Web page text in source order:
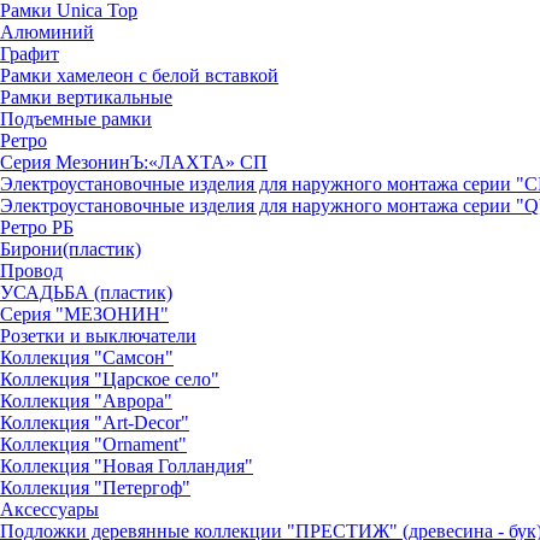
Рамки Unica Top
Алюминий
Графит
Рамки хамелеон с белой вставкой
Рамки вертикальные
Подъемные рамки
Ретро
Серия МезонинЪ:«ЛАХТА» СП
Электроустановочные изделия для наружного монтажа серии
Электроустановочные изделия для наружного монтажа серии
Ретро РБ
Бирони(пластик)
Провод
УСАДЬБА (пластик)
Серия "МЕЗОНИН"
Розетки и выключатели
Коллекция "Самсон"
Коллекция "Царское село"
Коллекция "Аврора"
Коллекция "Art-Decor"
Коллекция "Ornament"
Коллекция "Новая Голландия"
Коллекция "Петергоф"
Аксессуары
Подложки деревянные коллекции "ПРЕСТИЖ" (древесина -